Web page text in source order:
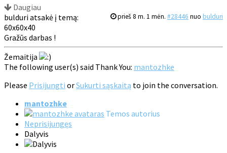
Daugiau
prieš 8 m. 1 mėn. #28446 nuo bulduri
bulduri atsakė į temą:
60x60x40
Gražūs darbas !
Žemaitija
The following user(s) said Thank You: mantozhke
Please Prisijungti orSukurti sąskaitą to join the conversation.
mantozhke
Temos autorius
Neprisijungęs
Dalyvis